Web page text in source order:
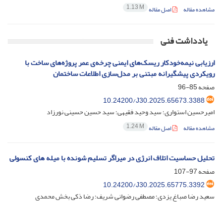
مشاهده مقاله اصل مقاله 1.13 M
یادداشت فنی
ارزیابی نیمه‌خودکار ریسک‌های ایمنی چرخه‌ی عمر پروژه‌های ساخت با
رویکردی پیشگیرانه مبتنی بر مدل‌سازی اطلاعات ساختمان
صفحه85-96
10.24200/J30.2025.65673.3388
امیرحسین استواری؛ سید وحید فقیهی؛ سید حسین حسینی نورزاد
مشاهده مقاله اصل مقاله 1.24 M
تحلیل حساسیت اتلاف انرژی در میراگر تسلیم شونده با میله‌ های کنسولی
صفحه97-107
10.24200/J30.2025.65775.3392
سعید رضا صباغ یزدی؛ مصطفی رضوانی شریف؛ رضا ذکی بخش محمدی